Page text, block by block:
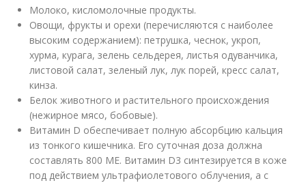
Молоко, кисломолочные продукты.
Овощи, фрукты и орехи (перечисляются с наиболее
высоким содержанием): петрушка, чеснок, укроп,
хурма, курага, зелень сельдерея, листья одуванчика,
листовой салат, зеленый лук, лук порей, кресс салат,
кинза.
Белок животного и растительного происхождения
(нежирное мясо, бобовые).
Витамин D обеспечивает полную абсорбцию кальция
из тонкого кишечника. Его суточная доза должна
составлять 800 МЕ. Витамин D3 синтезируется в коже
под действием ультрафиолетового облучения, а с